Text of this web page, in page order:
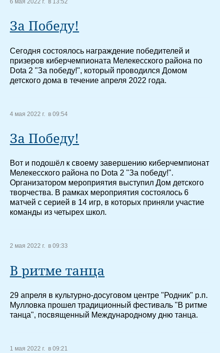
За Победу!
Сегодня состоялось награждение победителей и
призеров киберчемпионата Мелекесского района по
Dota 2 "За победу!", который проводился Домом
детского дома в течение апреля 2022 года.
4 мая 2022 г. в 09:54
За Победу!
Вот и подошёл к своему завершению киберчемпионат
Мелекесского района по Dota 2 "За победу!".
Организатором мероприятия выступил Дом детского
творчества. В рамках мероприятия состоялось 6
матчей с серией в 14 игр, в которых приняли участие
команды из четырех школ.
2 мая 2022 г. в 09:33
В ритме танца
29 апреля в культурно-досуговом центре "Родник" р.п.
Мулловка прошел традиционный фестиваль "В ритме
танца", посвященный Международному дню танца.
1 мая 2022 г. в 09:21